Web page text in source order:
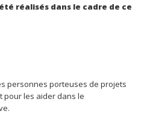
réalisés dans le cadre de ce
personnes porteuses de projets
pour les aider dans le